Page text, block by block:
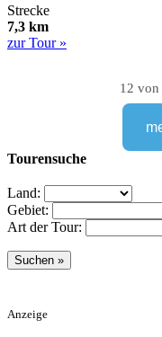
Strecke
7,3 km
zur Tour »
12 von
Tourensuche
Land:
Gebiet:
Art der Tour:
Anzeige